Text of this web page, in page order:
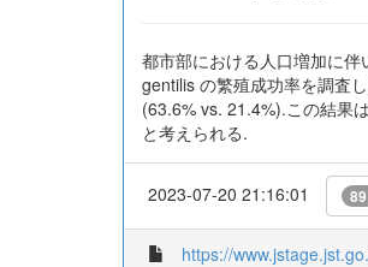
都市部における人口増加に
gentilis の繁殖成功率を調査
(63.6% vs. 21.4%).この結果
と考えられる.
2023-07-20 21:16:01
https://